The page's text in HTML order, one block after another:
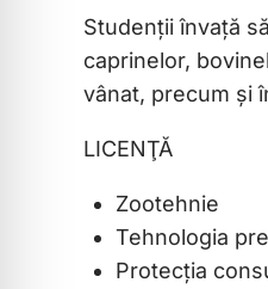
Studenții învață
caprinelor,
vânat, precum și
LICENŢĂ
Zootehnie
Tehnologia
Protecția